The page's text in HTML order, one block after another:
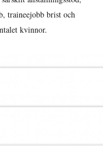
traineejobb brist och
kvinnor.